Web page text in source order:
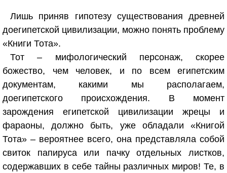
Лишь приняв гипотезу существования древней
доегипетской цивилизации, можно понять проблему
«Книги Тота».
Тот – мифологический персонаж, скорее
божество, чем человек, и по всем египетским
документам, какими мы располагаем,
доегипетского происхождения. В момент
зарождения египетской цивилизации жрецы и
фараоны, должно быть, уже обладали «Книгой
Тота» – вероятнее всего, она представляла собой
свиток папируса или пачку отдельных листков,
содержавших в себе тайны различных миров! Те, в